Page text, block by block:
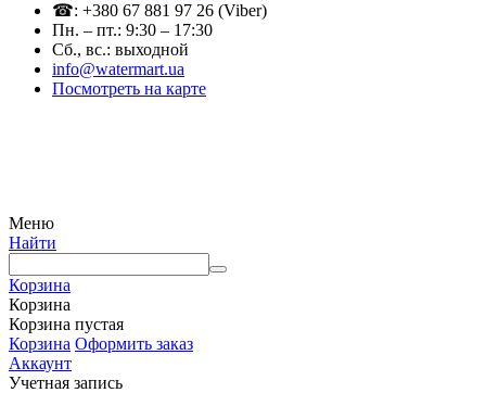
☎: +380 67 881 97 26 (Viber)
Пн. – пт.: 9:30 – 17:30
Сб., вс.: выходной
info@watermart.ua
Посмотреть на карте
Меню
Найти
Корзина
Корзина
Корзина пустая
Корзина Оформить заказ
Аккаунт
Учетная запись